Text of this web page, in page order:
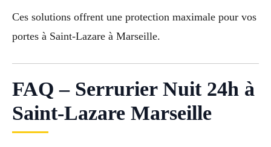
Ces solutions offrent une protection maximale pour vos
portes à Saint-Lazare à Marseille.
FAQ – Serrurier Nuit 24h à
Saint-Lazare Marseille